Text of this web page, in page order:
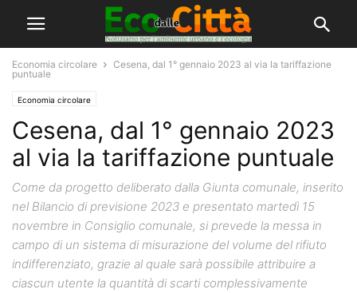
Economia circolare
Cesena, dal 1° gennaio 2023 al via la tariffazione
puntuale
Economia circolare
Cesena, dal 1° gennaio 2023
al via la tariffazione puntuale
Come da progetto deliberato dalla Giunta comunale, inserito
nel Bilancio di previsione 2023 e presentato martedì 15
novembre in Consiglio comunale, si prevede la messa in
campo di un sistema di misurazione del volume del rifiuto
indifferenziato, grazie al quale sarà possibile attribuire a
ciascun utente la quantità di scarti complessivamente